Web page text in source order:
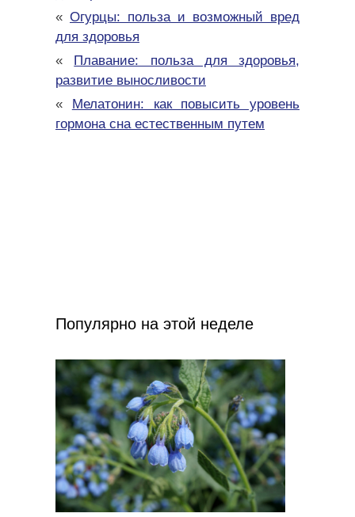
« Огурцы: польза и возможный вред
для здоровья
« Плавание: польза для здоровья,
развитие выносливости
« Мелатонин: как повысить уровень
гормона сна естественным путем
Популярно на этой неделе